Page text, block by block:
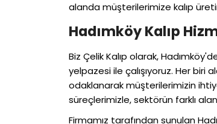
alanda müşterilerimize kalıp
Hadımköy Kalıp
Biz Çelik Kalıp olarak,
yelpazesi ile çalışıyoruz. Her
odaklanarak müşterilerimizin
süreçlerimizle, sektörün farklı
Firmamız tarafından sunulan